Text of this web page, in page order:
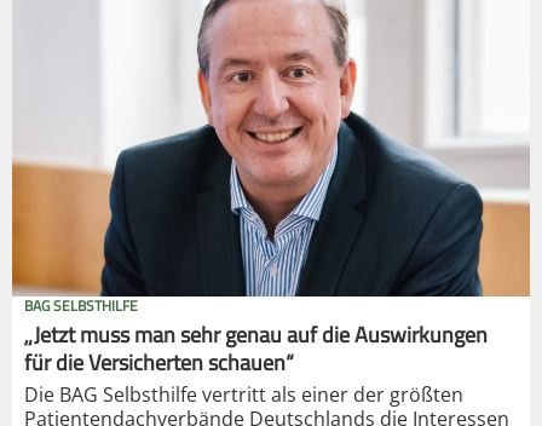
BAG SELBSTHILFE
„Jetzt muss man sehr genau auf die Auswirkungen
für die Versicherten schauen“
Die BAG Selbsthilfe vertritt als einer der größten
Patientendachverbände Deutschlands die Interessen